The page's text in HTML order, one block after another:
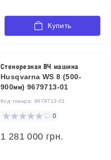
Купить
Стенорезная ВЧ машина
Husqvarna WS 8 (500-
900мм) 9679713-01
Код товара: 9679713-01
0
1 281 000 грн.